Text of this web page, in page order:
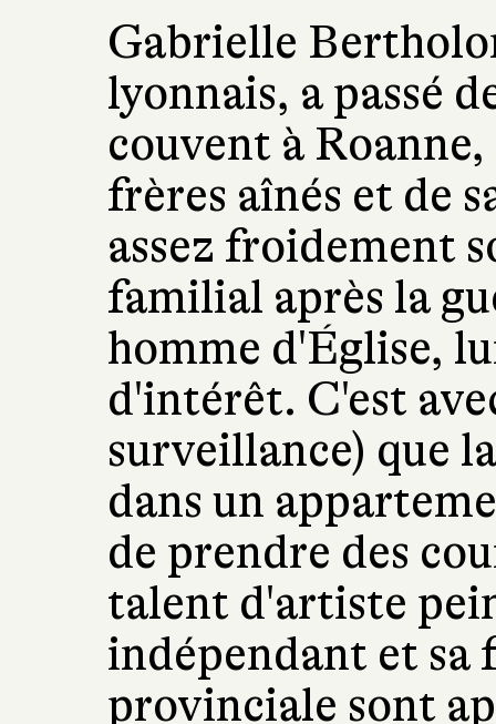
Gabrielle
lyonnais, a passé
couvent à Roanne,
frères aînés et de
assez froidement
familial après la
homme d'Église,
d'intérêt. C'est
surveillance) que
dans un
de prendre des
talent d'artiste
indépendant et sa
provinciale sont